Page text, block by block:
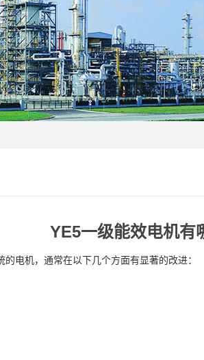
YE5一级能效电机有
电机，通常在以下几个方面有显著的改进：